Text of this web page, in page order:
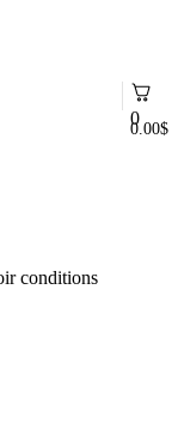
0
0.00$
conditions